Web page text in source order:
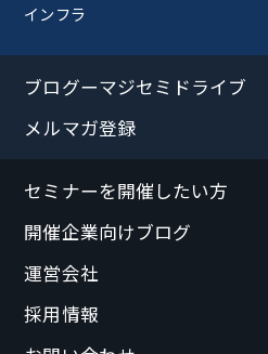
インフラ
ブログーマジセミドライブ
メルマガ登録
セミナーを開催したい方
開催企業向けブログ
運営会社
採用情報